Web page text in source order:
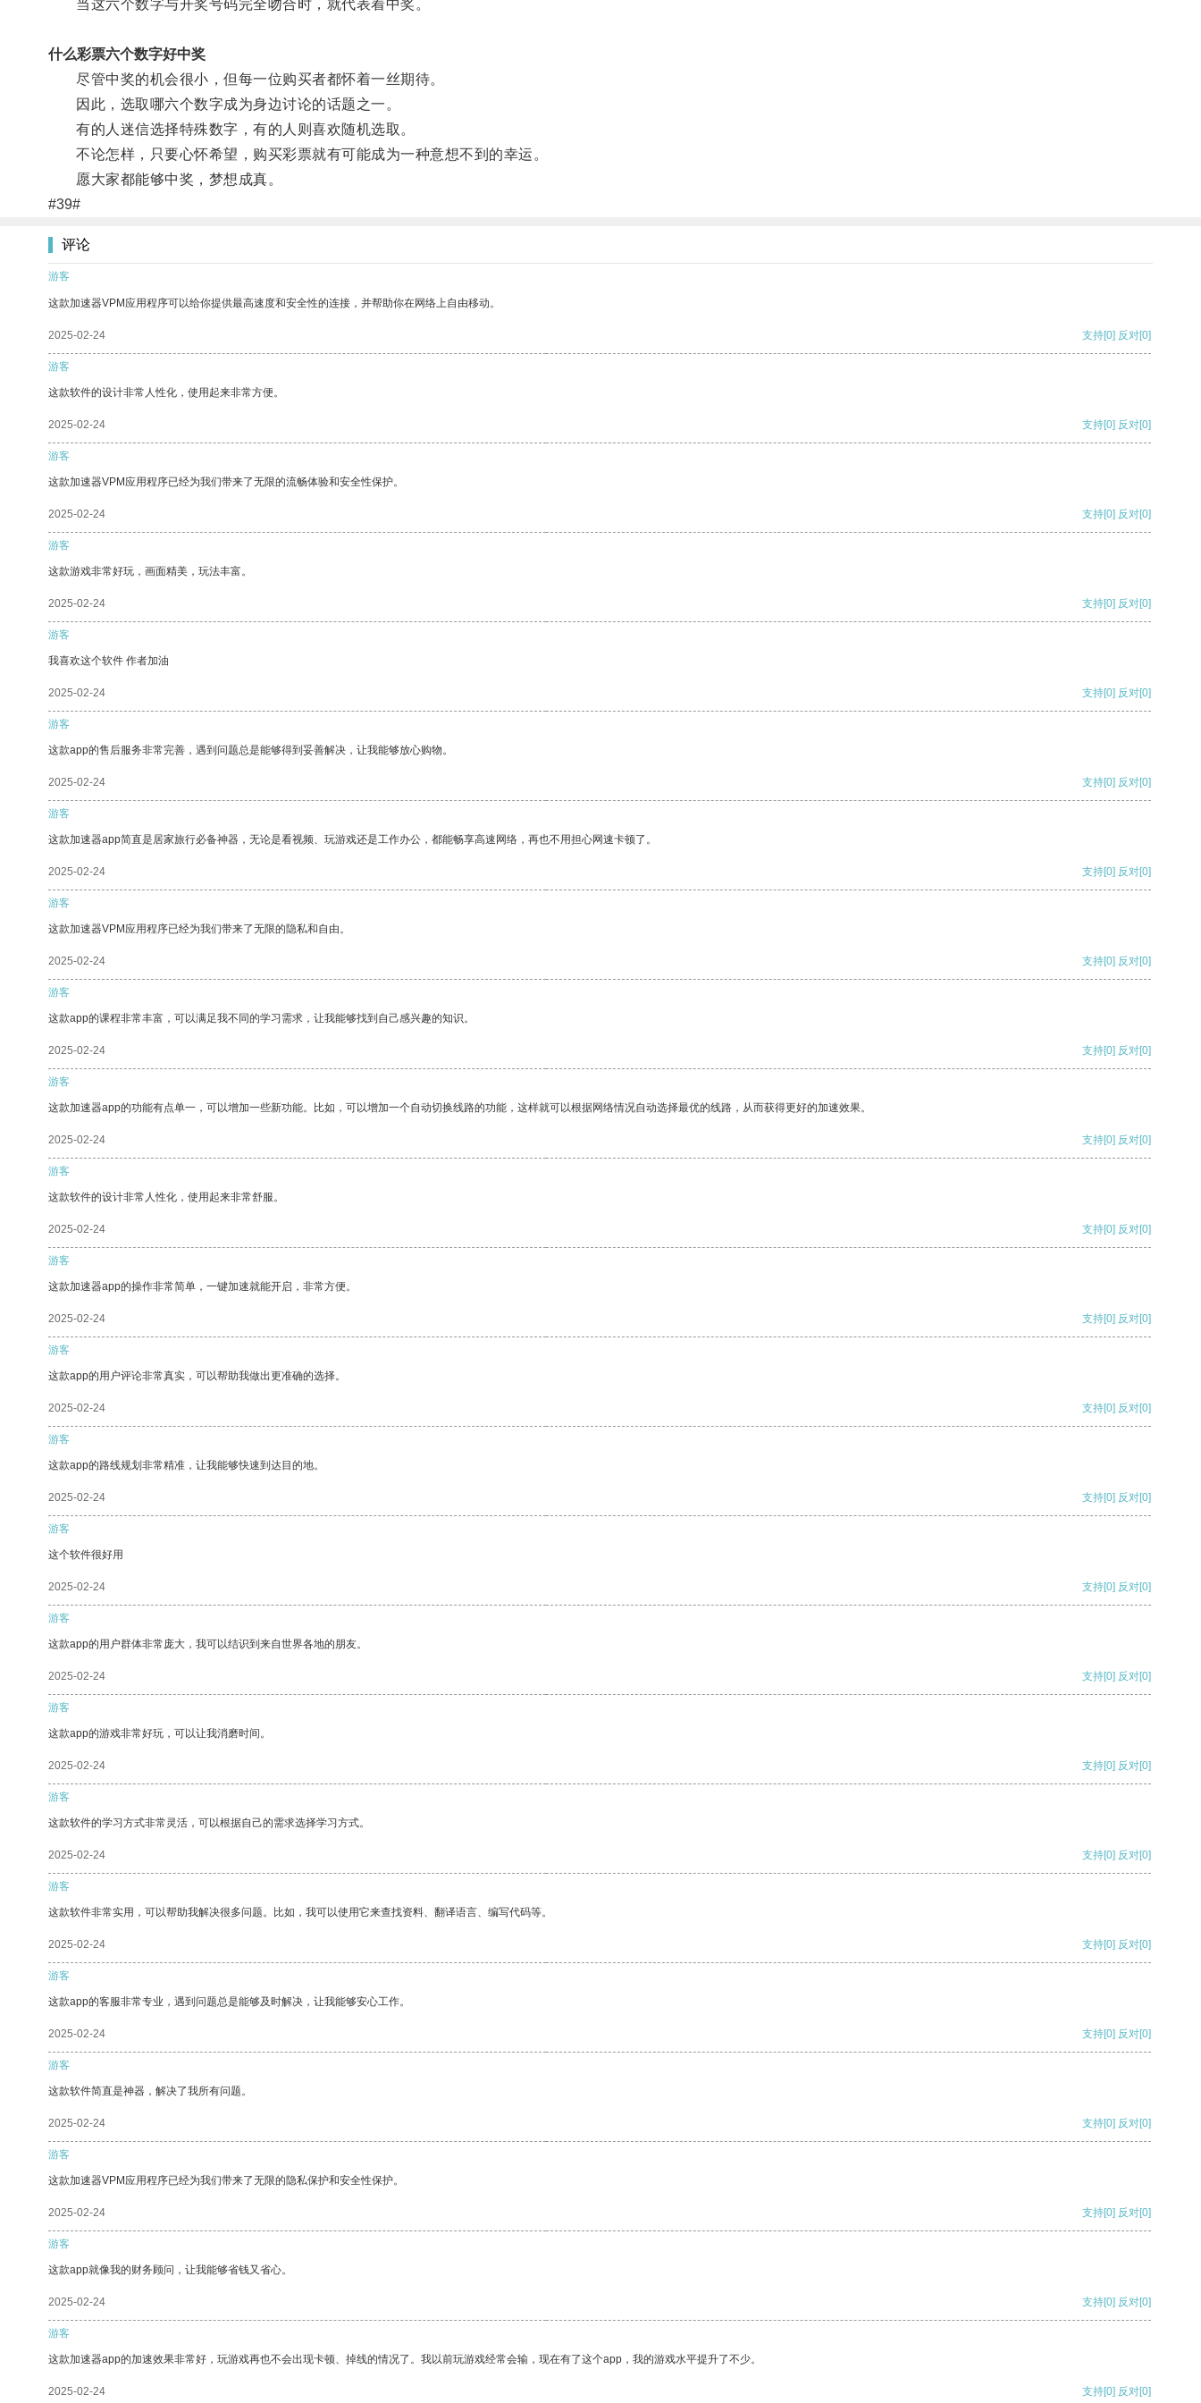
当这六个数字与开奖号码完全吻合时，就代表着中奖。
什么彩票六个数字好中奖
尽管中奖的机会很小，但每一位购买者都怀着一丝期待。
因此，选取哪六个数字成为身边讨论的话题之一。
有的人迷信选择特殊数字，有的人则喜欢随机选取。
不论怎样，只要心怀希望，购买彩票就有可能成为一种意想不到的幸运。
愿大家都能够中奖，梦想成真。
#39#
评论
游客
这款加速器VPM应用程序可以给你提供最高速度和安全性的连接，并帮助你在网络上自由移动。
2025-02-24 支持[0] 反对[0]
游客
这款软件的设计非常人性化，使用起来非常方便。
2025-02-24 支持[0] 反对[0]
游客
这款加速器VPM应用程序已经为我们带来了无限的流畅体验和安全性保护。
2025-02-24 支持[0] 反对[0]
游客
这款游戏非常好玩，画面精美，玩法丰富。
2025-02-24 支持[0] 反对[0]
游客
我喜欢这个软件 作者加油
2025-02-24 支持[0] 反对[0]
游客
这款app的售后服务非常完善，遇到问题总是能够得到妥善解决，让我能够放心购物。
2025-02-24 支持[0] 反对[0]
游客
这款加速器app简直是居家旅行必备神器，无论是看视频、玩游戏还是工作办公，都能畅享高速网络，再也不用担心网速卡顿了。
2025-02-24 支持[0] 反对[0]
游客
这款加速器VPM应用程序已经为我们带来了无限的隐私和自由。
2025-02-24 支持[0] 反对[0]
游客
这款app的课程非常丰富，可以满足我不同的学习需求，让我能够找到自己感兴趣的知识。
2025-02-24 支持[0] 反对[0]
游客
这款加速器app的功能有点单一，可以增加一些新功能。比如，可以增加一个自动切换线路的功能，这样就可以根据网络情况自动选择最优的线路，从而获得更好的加速效果。
2025-02-24 支持[0] 反对[0]
游客
这款软件的设计非常人性化，使用起来非常舒服。
2025-02-24 支持[0] 反对[0]
游客
这款加速器app的操作非常简单，一键加速就能开启，非常方便。
2025-02-24 支持[0] 反对[0]
游客
这款app的用户评论非常真实，可以帮助我做出更准确的选择。
2025-02-24 支持[0] 反对[0]
游客
这款app的路线规划非常精准，让我能够快速到达目的地。
2025-02-24 支持[0] 反对[0]
游客
这个软件很好用
2025-02-24 支持[0] 反对[0]
游客
这款app的用户群体非常庞大，我可以结识到来自世界各地的朋友。
2025-02-24 支持[0] 反对[0]
游客
这款app的游戏非常好玩，可以让我消磨时间。
2025-02-24 支持[0] 反对[0]
游客
这款软件的学习方式非常灵活，可以根据自己的需求选择学习方式。
2025-02-24 支持[0] 反对[0]
游客
这款软件非常实用，可以帮助我解决很多问题。比如，我可以使用它来查找资料、翻译语言、编写代码等。
2025-02-24 支持[0] 反对[0]
游客
这款app的客服非常专业，遇到问题总是能够及时解决，让我能够安心工作。
2025-02-24 支持[0] 反对[0]
游客
这款软件简直是神器，解决了我所有问题。
2025-02-24 支持[0] 反对[0]
游客
这款加速器VPM应用程序已经为我们带来了无限的隐私保护和安全性保护。
2025-02-24 支持[0] 反对[0]
游客
这款app就像我的财务顾问，让我能够省钱又省心。
2025-02-24 支持[0] 反对[0]
游客
这款加速器app的加速效果非常好，玩游戏再也不会出现卡顿、掉线的情况了。我以前玩游戏经常会输，现在有了这个app，我的游戏水平提升了不少。
2025-02-24 支持[0] 反对[0]